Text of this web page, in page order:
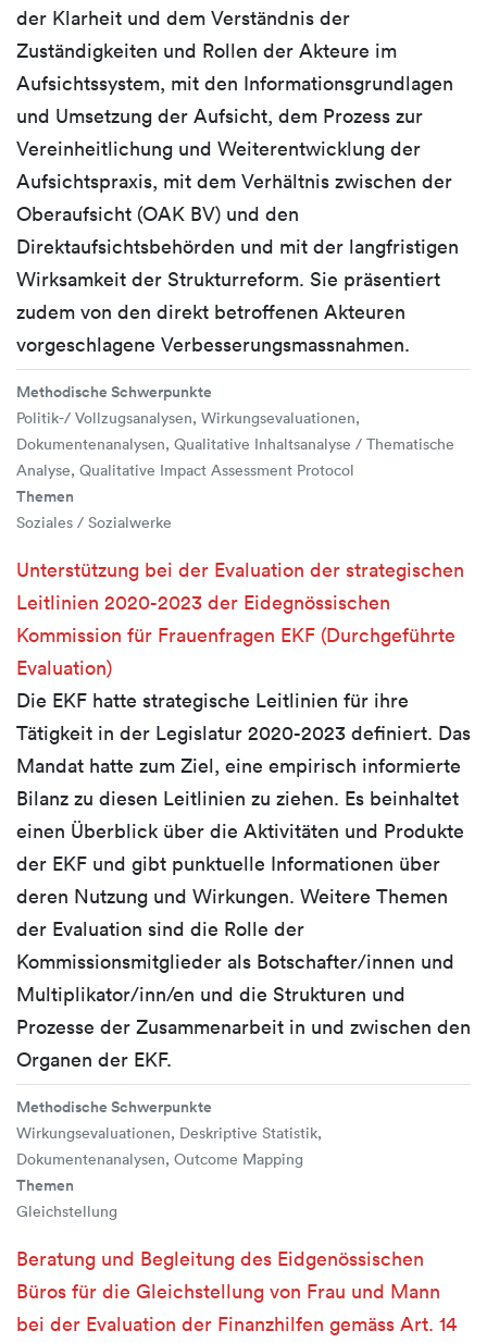
der Klarheit und dem Verständnis der
Zuständigkeiten und Rollen der Akteure im
Aufsichtssystem, mit den Informationsgrundlagen
und Umsetzung der Aufsicht, dem Prozess zur
Vereinheitlichung und Weiterentwicklung der
Aufsichtspraxis, mit dem Verhältnis zwischen der
Oberaufsicht (OAK BV) und den
Direktaufsichtsbehörden und mit der langfristigen
Wirksamkeit der Strukturreform. Sie präsentiert
zudem von den direkt betroffenen Akteuren
vorgeschlagene Verbesserungsmassnahmen.
Methodische Schwerpunkte
Politik-/ Vollzugsanalysen, Wirkungsevaluationen,
Dokumentenanalysen, Qualitative Inhaltsanalyse / Thematische
Analyse, Qualitative Impact Assessment Protocol
Themen
Soziales / Sozialwerke
Unterstützung bei der Evaluation der strategischen
Leitlinien 2020-2023 der Eidegnössischen
Kommission für Frauenfragen EKF (Durchgeführte
Evaluation)
Die EKF hatte strategische Leitlinien für ihre
Tätigkeit in der Legislatur 2020-2023 definiert. Das
Mandat hatte zum Ziel, eine empirisch informierte
Bilanz zu diesen Leitlinien zu ziehen. Es beinhaltet
einen Überblick über die Aktivitäten und Produkte
der EKF und gibt punktuelle Informationen über
deren Nutzung und Wirkungen. Weitere Themen
der Evaluation sind die Rolle der
Kommissionsmitglieder als Botschafter/innen und
Multiplikator/inn/en und die Strukturen und
Prozesse der Zusammenarbeit in und zwischen den
Organen der EKF.
Methodische Schwerpunkte
Wirkungsevaluationen, Deskriptive Statistik,
Dokumentenanalysen, Outcome Mapping
Themen
Gleichstellung
Beratung und Begleitung des Eidgenössischen
Büros für die Gleichstellung von Frau und Mann
bei der Evaluation der Finanzhilfen gemäss Art. 14